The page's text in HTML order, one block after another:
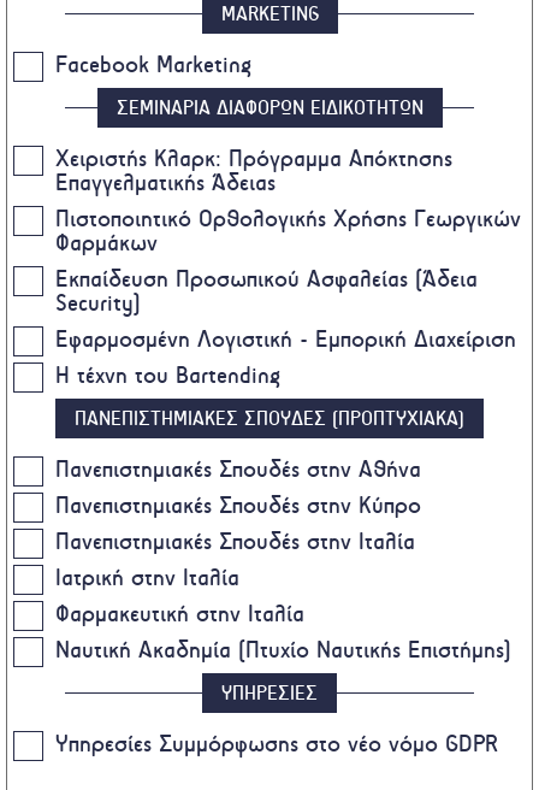
MARKETING
Facebook Marketing
ΣΕΜΙΝΑΡΙΑ ΔΙΑΦΟΡΩΝ ΕΙΔΙΚΟΤΗΤΩΝ
Χειριστής Κλαρκ: Πρόγραμμα Απόκτησης
Επαγγελματικής Άδειας
Πιστοποιητικό Ορθολογικής Χρήσης Γεωργικών
Φαρμάκων
Eκπαίδευση Προσωπικού Ασφαλείας (Άδεια
Security)
Εφαρμοσμένη Λογιστική - Εμπορική Διαχείριση
Η τέχνη του Bartending
ΠΑΝΕΠΙΣΤΗΜΙΑΚΕΣ ΣΠΟΥΔΕΣ (ΠΡΟΠΤΥΧΙΑΚΑ)
Πανεπιστημιακές Σπουδές στην Αθήνα
Πανεπιστημιακές Σπουδές στην Κύπρο
Πανεπιστημιακές Σπουδές στην Ιταλία
Ιατρική στην Ιταλία
Φαρμακευτική στην Ιταλία
Ναυτική Ακαδημία (Πτυχίο Ναυτικής Επιστήμης)
ΥΠΗΡΕΣΙΕΣ
Υπηρεσίες Συμμόρφωσης στο νέο νόμο GDPR